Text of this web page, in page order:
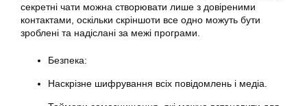
секретні чати можна створювати лише з довіреними
контактами, оскільки скріншоти все одно можуть бути
зроблені та надіслані за межі програми.
Безпека:
Наскрізне шифрування всіх повідомлень і медіа.